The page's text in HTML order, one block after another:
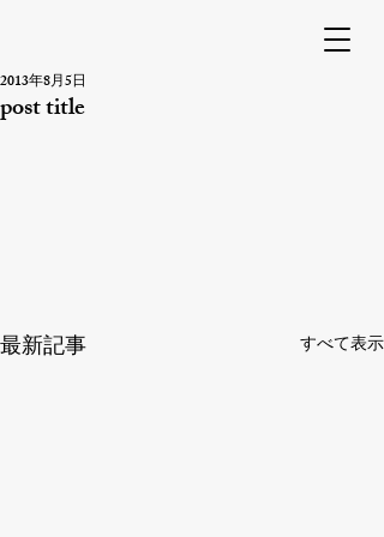
post title
2013年8月5日
最新記事 すべて表示